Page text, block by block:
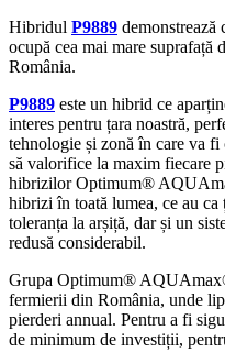
Hibridul P9889 demonstrează
ocupă cea mai mare
România.
P9889 este un hibrid ce
interes pentru țara noastră,
tehnologie și zonă în care va fi
să valorifice la maxim fiecare
hibrizilor Optimum®
hibrizi în toată lumea, ce au
toleranța la arșiță, dar și un
redusă considerabil.
Grupa Optimum®
fermierii din România, unde
pierderi annual. Pentru a fi
de minimum de investiții,